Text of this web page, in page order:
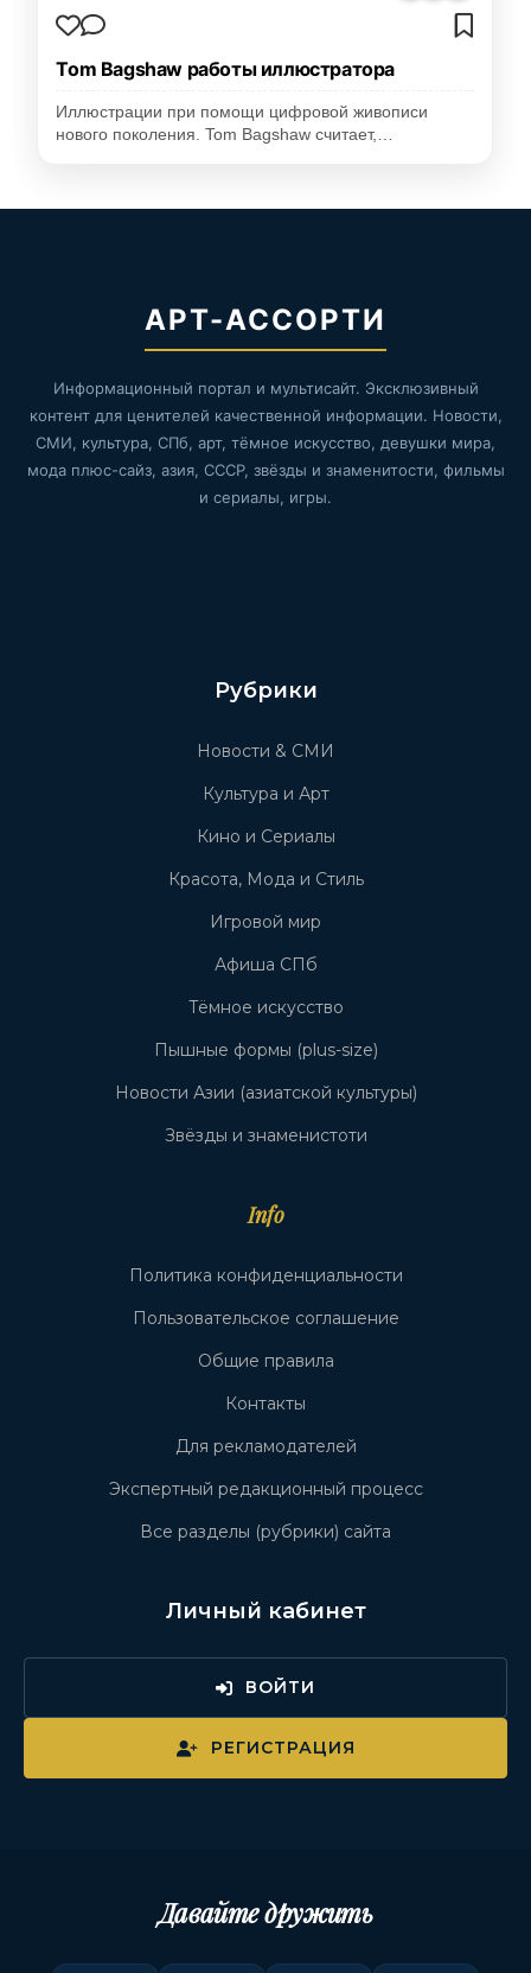
Tom Bagshaw работы иллюстратора
Иллюстрации при помощи цифровой живописи
нового поколения. Tom Bagshaw считает,…
АРТ-АССОРТИ
Информационный портал и мультисайт. Эксклюзивный
контент для ценителей качественной информации. Новости,
СМИ, культура, СПб, арт, тёмное искусство, девушки мира,
мода плюс-сайз, азия, СССР, звёзды и знаменитости, фильмы
и сериалы, игры.
Рубрики
Новости & СМИ
Культура и Арт
Кино и Сериалы
Красота, Мода и Стиль
Игровой мир
Афиша СПб
Тёмное искусство
Пышные формы (plus-size)
Новости Азии (азиатской культуры)
Звёзды и знаменистоти
Info
Политика конфиденциальности
Пользовательское соглашение
Общие правила
Контакты
Для рекламодателей
Экспертный редакционный процесс
Все разделы (рубрики) сайта
Личный кабинет
ВОЙТИ
РЕГИСТРАЦИЯ
Давайте дружить